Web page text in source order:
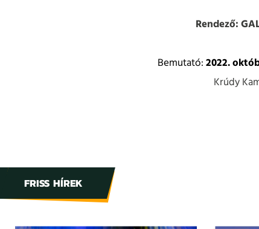
Rendező:
Bemutató:2022.
Krúdy
FRISS HÍREK